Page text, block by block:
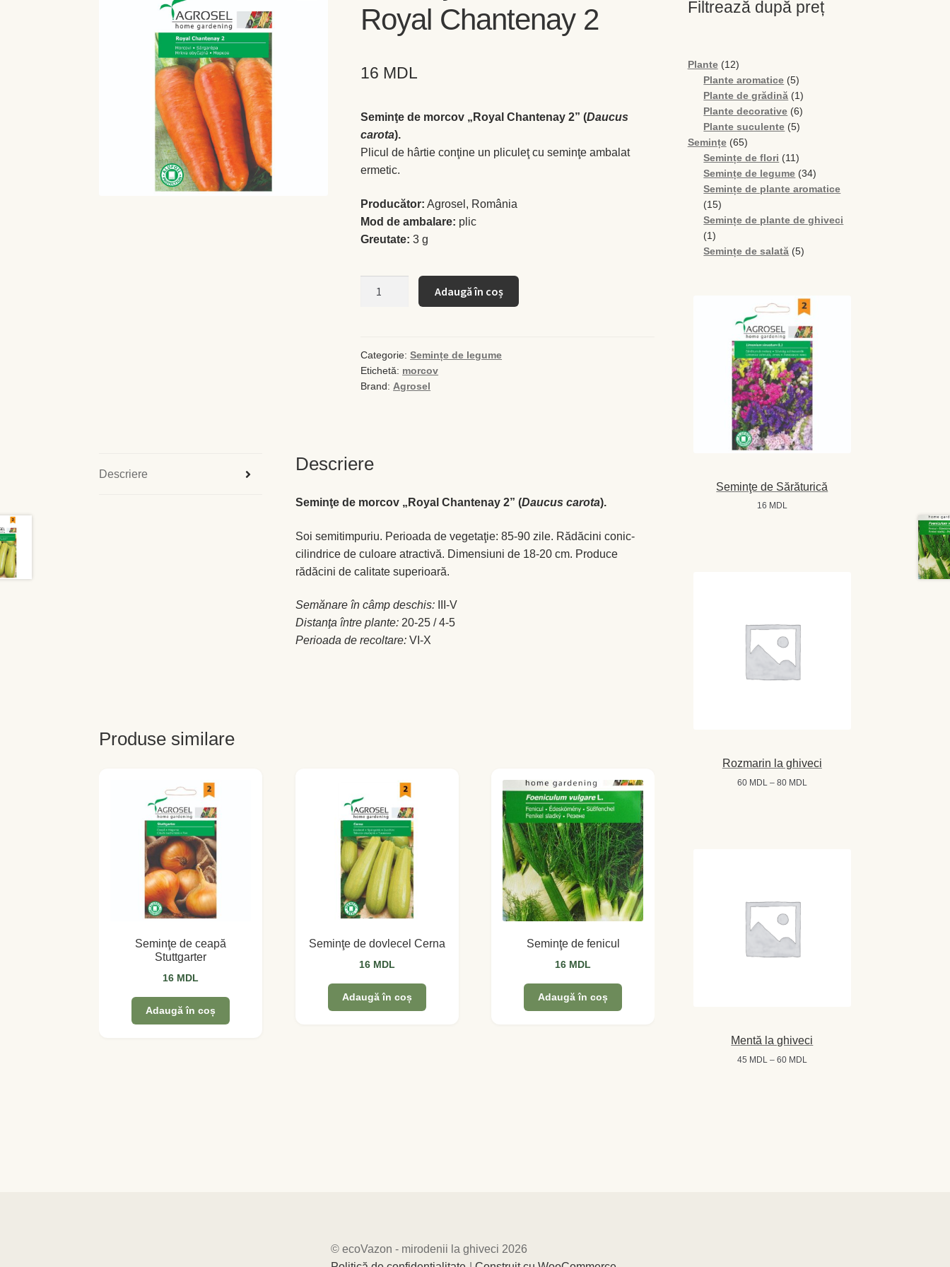
Royal Chantenay 2
16 MDL
Seminţe de morcov „Royal Chantenay 2” (Daucus
carota).
Plicul de hârtie conţine un pliculeţ cu seminţe ambalat
ermetic.
Producător: Agrosel, România
Mod de ambalare: plic
Greutate: 3 g
Royal
Chantenay
2
Adaugă în coș
Categorie:Semințe de legume
Etichetă: morcov
Brand:Agrosel
Descriere
Descriere
Seminţe de morcov „Royal Chantenay 2” (Daucus carota).
Soi semitimpuriu. Perioada de vegetaţie: 85-90 zile. Rădăcini conic-
cilindrice de culoare atractivă. Dimensiuni de 18-20 cm. Produce
rădăcini de calitate superioară.
Semănare în câmp deschis:III-V
Distanţa între plante:20-25 / 4-5
Perioada de recoltare:VI-X
Produse similare
Seminţe de ceapă
Stuttgarter
16 MDL
Adaugă în coș
Seminţe de dovlecel Cerna
16 MDL
Adaugă în coș
Seminţe de fenicul
16 MDL
Adaugă în coș
Filtrează după preț
Plante 1212
produse
Plante aromatice 55
produse
Plante de grădină 11
produs
Plante decorative 66
produse
Plante suculente 55
Semințe 6565
de
produse
Semințe de flori 1111
produse
Semințe de legume 3434
de
Semințe de plante aromatice
1515
produse
Semințe de plante de ghiveci
11
produs
Semințe de salată 55
Seminţe de Sărăturică
16 MDL
Rozmarin la ghiveci
60 MDL – 80 MDL
Mentă la ghiveci
45 MDL – 60 MDL
© ecoVazon - mirodenii la ghiveci 2026